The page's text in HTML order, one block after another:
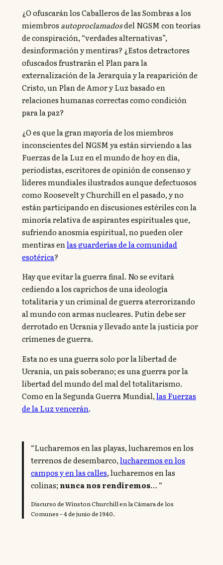
¿O ofuscarán los Caballeros de las Sombras a los
miembrosautoproclamadosdel NGSM con teorías
de conspiración, “verdades alternativas”,
desinformación y mentiras? ¿Estos detractores
ofuscados frustrarán el Plan para la
externalización de la Jerarquía y la reaparición de
Cristo, un Plan de Amor y Luz basado en
relaciones humanas correctas como condición
para la paz?
¿O es que la gran mayoría de los miembros
inconscientes del NGSM ya están sirviendo a las
Fuerzas de la Luz en el mundo de hoy en día,
periodistas, escritores de opinión de consenso y
líderes mundiales ilustrados aunque defectuosos
como Roosevelt y Churchill en el pasado, y no
están participando en discusiones estériles con la
minoría relativa de aspirantes espirituales que,
sufriendo anosmia espiritual, no pueden oler
mentiras enlas guarderías de la comunidad
esotérica?
Hay que evitar la guerra final. No se evitará
cediendo a los caprichos de una ideología
totalitaria y un criminal de guerra aterrorizando
al mundo con armas nucleares. Putin debe ser
derrotado en Ucrania y llevado ante la justicia por
crímenes de guerra.
Esta no es una guerra solo por la libertad de
Ucrania, un país soberano; es una guerra por la
libertad del mundo del mal del totalitarismo.
Como en la Segunda Guerra Mundial,las Fuerzas
de la Luz vencerán.
“Lucharemos en las playas, lucharemos en los
terrenos de desembarco,lucharemos en los
campos y en las calles, lucharemos en las
colinas; nunca nos rendiremos… “
Discurso de Winston Churchill en la Cámara de los
Comunes – 4 de junio de 1940.